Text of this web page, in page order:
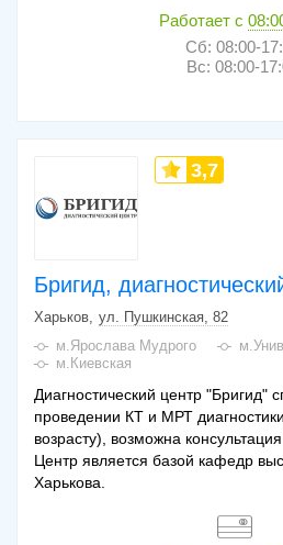
Работает с
Сб: 08:00-
Вс: 08:00-
Бригид,
3,7
Харьков ул. Пушкинская, 82
м.Ярослава Мудрого
м.Киевская
Диагностический центр "Бригид"
проведении КТ и МРТ
возрасту), возможна
Центр является базой кафедр
Харькова.